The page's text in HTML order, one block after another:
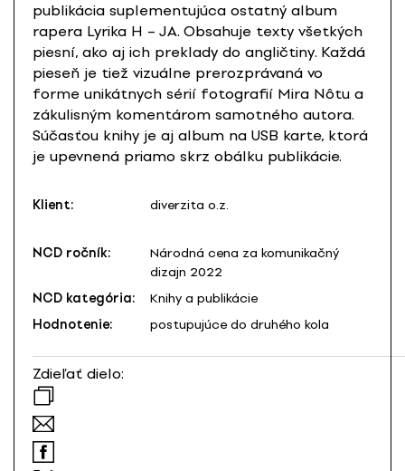
publikácia suplementujúca ostatný album
rapera Lyrika H – JA. Obsahuje texty všetkých
piesní, ako aj ich preklady do angličtiny. Každá
pieseň je tiež vizuálne prerozprávaná vo
forme unikátnych sérií fotografií Mira Nôtu a
zákulisným komentárom samotného autora.
Súčasťou knihy je aj album na USB karte, ktorá
je upevnená priamo skrz obálku publikácie.
Klient: diverzita o.z.
NCD ročník:
Národná cena za komunikačný
dizajn 2022
NCD kategória:
Knihy a publikácie
Hodnotenie:
postupujúce do druhého kola
Zdieľať dielo: